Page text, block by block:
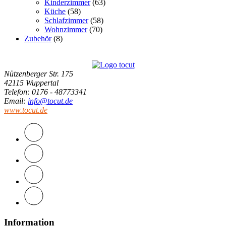
Kinderzimmer (63)
Küche (58)
Schlafzimmer (58)
Wohnzimmer (70)
Zubehör (8)
Nützenberger Str. 175
42115 Wuppertal
Telefon: 0176 - 48773341
Email: info@tocut.de
www.tocut.de
Information